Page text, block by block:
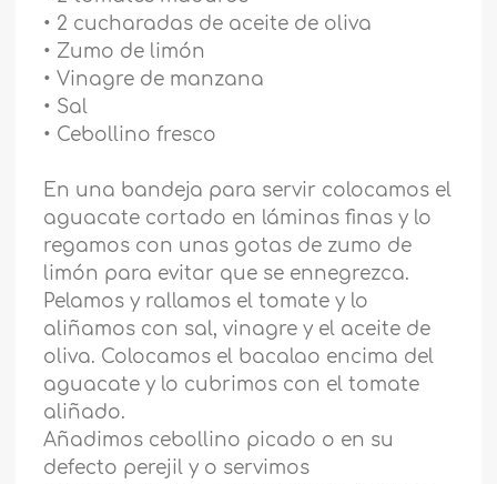
• 2 cucharadas de aceite de oliva
• Zumo de limón
• Vinagre de manzana
• Sal
• Cebollino fresco
En una bandeja para servir colocamos el
aguacate cortado en láminas finas y lo
regamos con unas gotas de zumo de
limón para evitar que se ennegrezca.
Pelamos y rallamos el tomate y lo
aliñamos con sal, vinagre y el aceite de
oliva. Colocamos el bacalao encima del
aguacate y lo cubrimos con el tomate
aliñado.
Añadimos cebollino picado o en su
defecto perejil y o servimos